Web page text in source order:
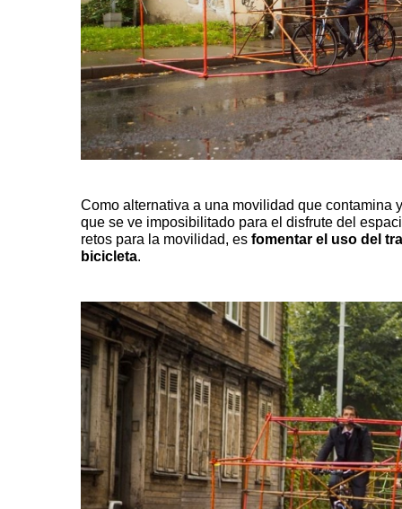
Como alternativa a una movilidad que contamina
que se ve imposibilitado para el disfrute del
retos para la movilidad, es fomentar el uso del
bicicleta.